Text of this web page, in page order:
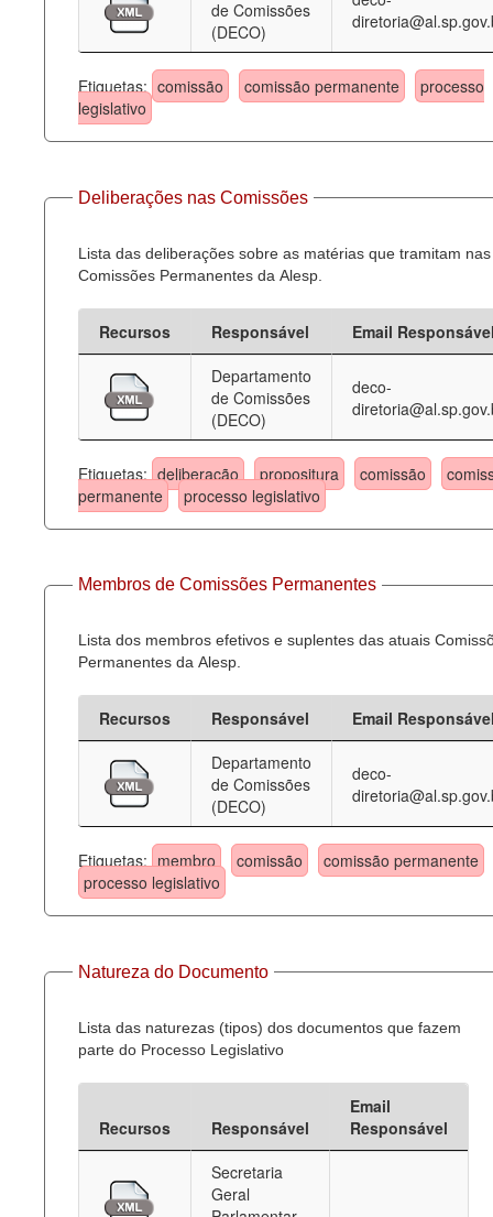
de Comissões
(DECO)
Etiquetas: comissão comissão permanente
processo
legislativo
Deliberações nas Comissões
Lista das deliberações sobre as matérias que tramitam nas
Comissões Permanentes da Alesp.
Recursos Responsável
Email
Departamento
de Comissões
(DECO)
deco-
Etiquetas: deliberação propositura comissão
permanente
processo legislativo
Membros de Comissões Permanentes
Lista dos membros efetivos e suplentes das atuais
Permanentes da Alesp.
Recursos Responsável
Email
Departamento
de Comissões
(DECO)
deco-
Etiquetas: membro comissão
comissão permanente
processo legislativo
Natureza do Documento
Lista das naturezas (tipos) dos documentos que fazem
parte do Processo Legislativo
Recursos Responsável
Email
Responsável
Secretaria
Geral